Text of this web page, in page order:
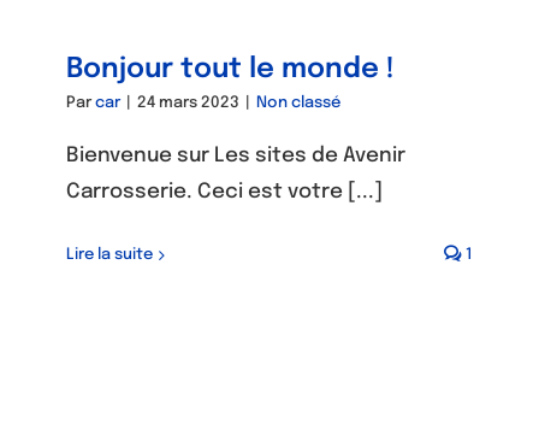
Bonjour tout le monde !
Parcar 24 mars 2023 Non classé
Bienvenue sur Les sites de Avenir
Carrosserie. Ceci est votre [...]
Lire la suite 1